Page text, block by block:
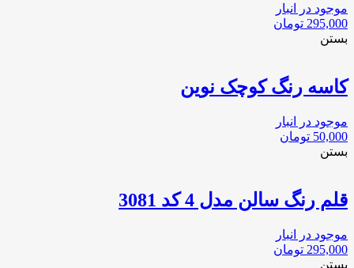
موجود در انبار
295,000 تومان
بستن
کاسه رنگ کوچک نوین
موجود در انبار
50,000 تومان
بستن
قلم رنگ سالن مدل 4 كد 3081
موجود در انبار
295,000 تومان
بستن